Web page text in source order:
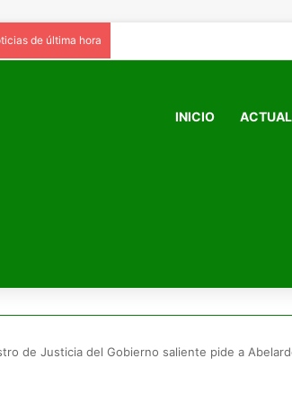
de última hora
INICIO
de Justicia del Gobierno saliente pide a